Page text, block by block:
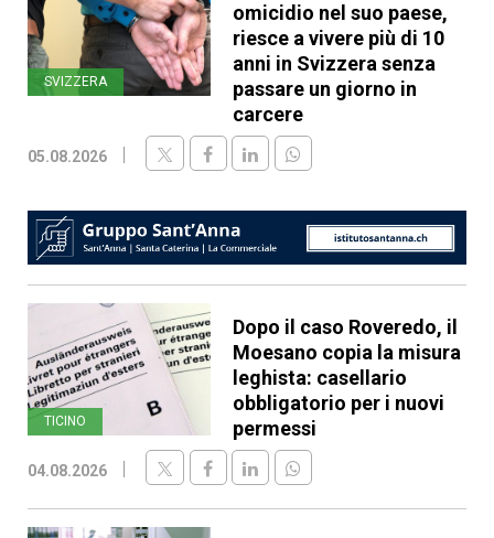
SVIZZERA
omicidio nel suo paese,
riesce a vivere più di 10
anni in Svizzera senza
passare un giorno in
carcere
05.08.2026
TICINO
Dopo il caso Roveredo, il
Moesano copia la misura
leghista: casellario
obbligatorio per i nuovi
permessi
04.08.2026